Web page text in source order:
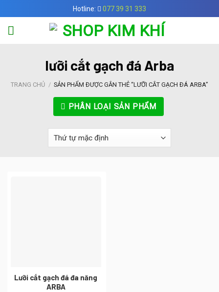
to
content
Hotline: 077 39 31 333
lưỡi cắt gạch đá Arba
TRANG CHỦ / SẢN PHẨM ĐƯỢC GẮN THẺ “LƯỠI CẮT GẠCH ĐÁ ARBA”
PHÂN LOẠI SẢN PHẨM
Lưỡi cắt gạch đá đa năng
ARBA